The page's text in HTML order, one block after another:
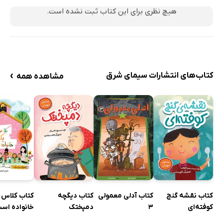
هیچ نظری برای این کتاب ثبت نشده است.
کتاب‌های انتشارات سیمای شرق مشاهده همه ›
کتاب نقشه گنج
کوفته‌ای
کتاب آدلی معمولی
3
کتاب دیگچه
دمپختک
کتاب
خانواده